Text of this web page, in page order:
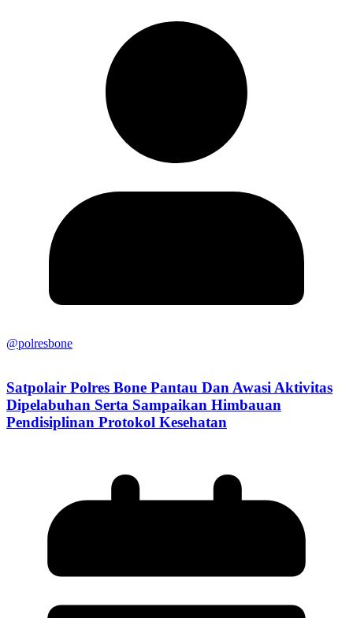
@polresbone
Satpolair Polres Bone Pantau Dan Awasi Aktivitas
Dipelabuhan Serta Sampaikan Himbauan
Pendisiplinan Protokol Kesehatan